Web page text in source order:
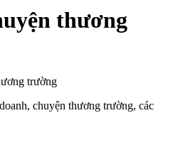
thương
trường
chuyện thương trường, các